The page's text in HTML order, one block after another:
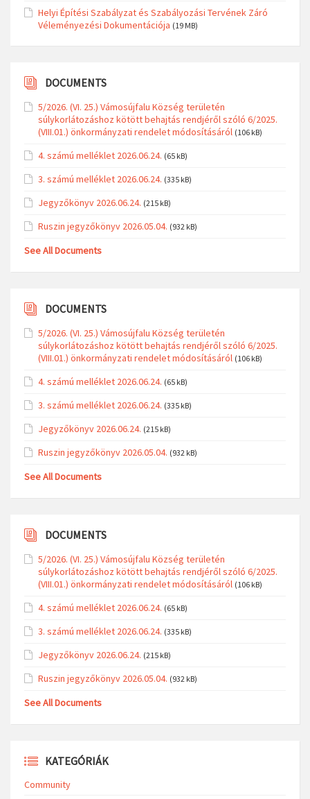
Helyi Építési Szabályzat és Szabályozási Tervének Záró
Véleményezési Dokumentációja (19 MB)
DOCUMENTS
5/2026. (VI. 25.) Vámosújfalu Község területén
súlykorlátozáshoz kötött behajtás rendjéről szóló 6/2025.
(VIII.01.) önkormányzati rendelet módosításáról (106 kB)
4. számú melléklet 2026.06.24. (65 kB)
3. számú melléklet 2026.06.24. (335 kB)
Jegyzőkönyv 2026.06.24. (215 kB)
Ruszin jegyzőkönyv 2026.05.04. (932 kB)
See All Documents
DOCUMENTS
5/2026. (VI. 25.) Vámosújfalu Község területén
súlykorlátozáshoz kötött behajtás rendjéről szóló 6/2025.
(VIII.01.) önkormányzati rendelet módosításáról (106 kB)
4. számú melléklet 2026.06.24. (65 kB)
3. számú melléklet 2026.06.24. (335 kB)
Jegyzőkönyv 2026.06.24. (215 kB)
Ruszin jegyzőkönyv 2026.05.04. (932 kB)
See All Documents
DOCUMENTS
5/2026. (VI. 25.) Vámosújfalu Község területén
súlykorlátozáshoz kötött behajtás rendjéről szóló 6/2025.
(VIII.01.) önkormányzati rendelet módosításáról (106 kB)
4. számú melléklet 2026.06.24. (65 kB)
3. számú melléklet 2026.06.24. (335 kB)
Jegyzőkönyv 2026.06.24. (215 kB)
Ruszin jegyzőkönyv 2026.05.04. (932 kB)
See All Documents
KATEGÓRIÁK
Community